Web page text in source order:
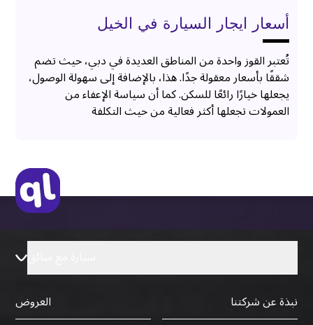
أسعار ايجار السيارة في الخيل
تُعتبر القوز واحدة من المناطق العديدة في دبي، حيث تضم
شققًا بأسعار معقولة جدًا. هذا، بالإضافة إلى سهولة الوصول،
يجعلها خيارًا رائعًا للسكن. كما أن سياسة الإعفاء من
العمولات تجعلها أكثر فعالية من حيث التكلفة
نبذة عن شركتنا
العروض